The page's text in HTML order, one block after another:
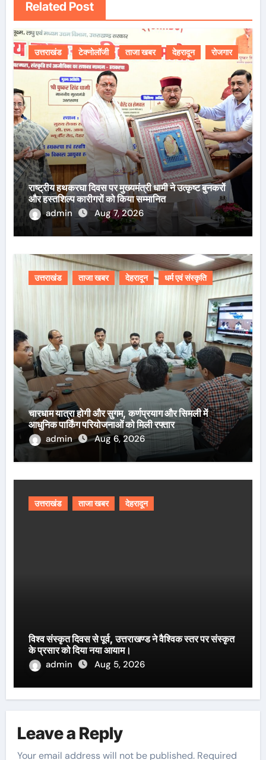
Related Post
उत्तराखंड टेक्नोलॉजी ताजा खबर देहरादून रोजगार
राष्ट्रीय हथकरघा दिवस पर मुख्यमंत्री धामी ने उत्कृष्ट बुनकरों
और हस्तशिल्प कारीगरों को किया सम्मानित
admin
Aug 7, 2026
उत्तराखंड ताजा खबर देहरादून धर्म एवं संस्कृति
चारधाम यात्रा होगी और सुगम, कर्णप्रयाग और सिमली में
आधुनिक पार्किंग परियोजनाओं को मिली रफ्तार
admin
Aug 6, 2026
उत्तराखंड ताजा खबर देहरादून
विश्व संस्कृत दिवस से पूर्व, उत्तराखण्ड ने वैश्विक स्तर पर संस्कृत
के प्रसार को दिया नया आयाम।
admin
Aug 5, 2026
Leave a Reply
Your email address will not be published. Required